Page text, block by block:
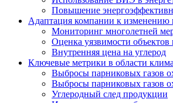
Повышение
Адаптация компании к изменению
Мониторинг многолетней
Оценка уязвимости
Внутренняя цена на углерод
Ключевые метрики в области
Выбросы парниковых газов
Выбросы парниковых газов
Углеродный след продукции